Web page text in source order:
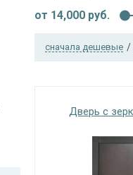
от 14,000 руб.
сначала дешевые /
Дверь с